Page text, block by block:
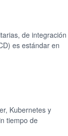
de integración
es estándar en
Kubernetes y
tiempo de